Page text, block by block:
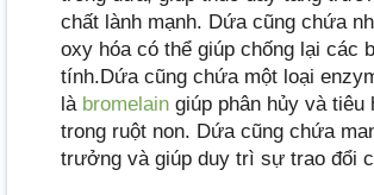
chất lành mạnh. Dứa cũng chứa
oxy hóa có thể giúp chống lại các
tính.Dứa cũng chứa một loại
là bromelain giúp phân hủy và tiêu
trong ruột non. Dứa cũng chứa
trưởng và giúp duy trì sự trao đổi